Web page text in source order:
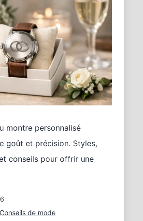
montre personnalisé
goût et précision. Styles,
conseils pour offrir une
Conseils de mode